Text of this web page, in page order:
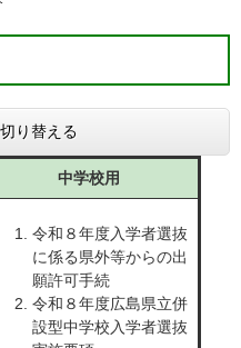
り替える
中学校用
令和８年度入学者選抜
に係る県外等からの出
願許可手続
令和８年度広島県立併
設型中学校入学者選抜